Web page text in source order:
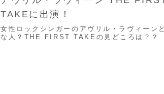
TAKEに出演！
女性ロックシンガーのアヴリル・ラヴィーン
な人？THE FIRST TAKEの見どころは？？